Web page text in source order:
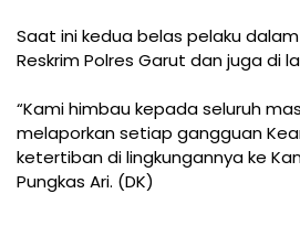
Saat ini kedua belas pelaku
Reskrim Polres Garut dan juga di
“Kami himbau kepada seluruh
melaporkan setiap gangguan
ketertiban di lingkungannya ke
Pungkas Ari. (DK)